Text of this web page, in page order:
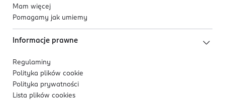
Mam więcej
Pomagamy jak umiemy
Informacje prawne
Regulaminy
Polityka plików cookie
Polityka prywatności
Lista plików cookies